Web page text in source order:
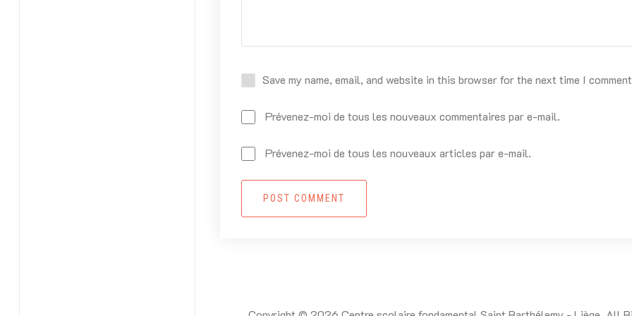
Save my name, email, and website in this browser for the next time I
Prévenez-moi de tous les nouveaux commentaires par e-mail.
Prévenez-moi de tous les nouveaux articles par e-mail.
POST COMMENT